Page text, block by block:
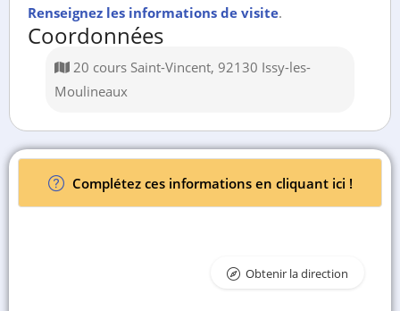
Renseignez les informations de visite.
Coordonnées
20 cours Saint-Vincent, 92130 Issy-les-
Moulineaux
Complétez ces informations en cliquant ici !
Obtenir la direction